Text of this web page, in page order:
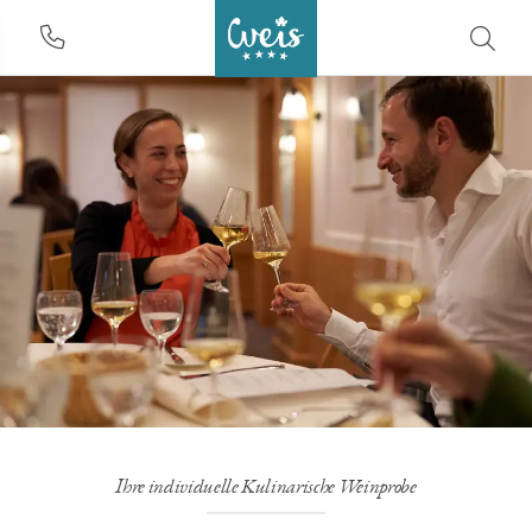
Ihre individuelle Kulinarische Weinprobe